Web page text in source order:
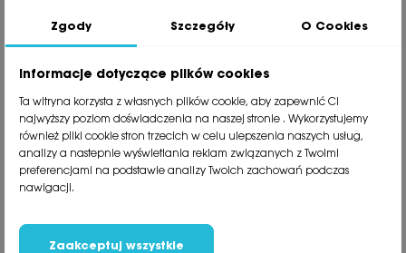
Jesteśmy wiodącą firmą wysyłkową roślin na terenie Polski. Od ponad
30 lat dzielimy się z naszymi Klientami naszą pasją, doświadczeniem i
81 533 23 05
phone81 533 30 50
phone 81 533 82 20
Polecane kategorie
Informacje
Zgody Szczegóły O Cookies
Informacje dotyczące plików cookies
Ta witryna korzysta z własnych plików cookie, aby zapewnić Ci
najwyższy poziom doświadczenia na naszej stronie . Wykorzystujemy
również pliki cookie stron trzecich w celu ulepszenia naszych usług,
analizy a nastepnie wyświetlania reklam związanych z Twoimi
preferencjami na podstawie analizy Twoich zachowań podczas
nawigacji.
Zaakceptuj wszystkie